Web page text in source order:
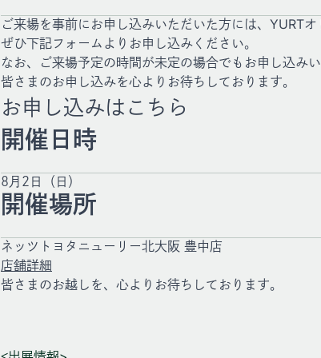
ご来場を事前にお申し込みいただいた方には、YURT
ぜひ下記フォームよりお申し込みください。
なお、ご来場予定の時間が未定の場合でもお申し込みい
皆さまのお申し込みを心よりお待ちしております。
お申し込みはこちら
開催日時
8月2日（日）
開催場所
ネッツトヨタニューリー北大阪 豊中店
店舗詳細
皆さまのお越しを、心よりお待ちしております。